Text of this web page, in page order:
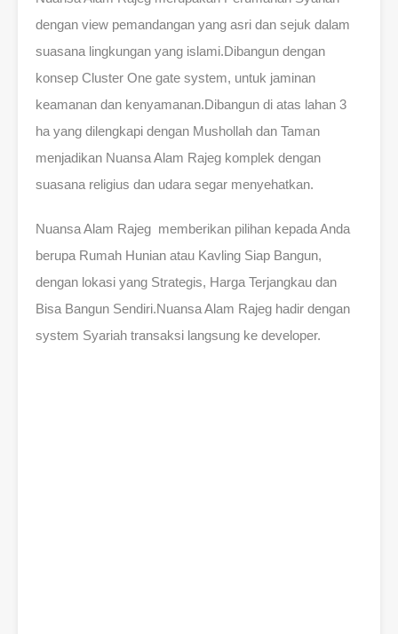
dengan view pemandangan yang asri dan sejuk dalam
suasana lingkungan yang islami.Dibangun dengan
konsep Cluster One gate system, untuk jaminan
keamanan dan kenyamanan.Dibangun di atas lahan 3
ha yang dilengkapi dengan Mushollah dan Taman
menjadikan Nuansa Alam Rajeg komplek dengan
suasana religius dan udara segar menyehatkan.
Nuansa Alam Rajeg memberikan pilihan kepada Anda
berupa Rumah Hunian atau Kavling Siap Bangun,
dengan lokasi yang Strategis, Harga Terjangkau dan
Bisa Bangun Sendiri.Nuansa Alam Rajeg hadir dengan
system Syariah transaksi langsung ke developer.